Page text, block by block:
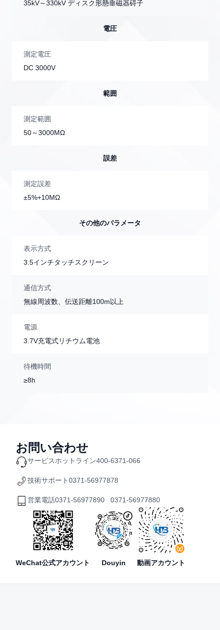
35kV～330kV ディスク形懸垂磁器碍子
電圧
測定電圧
DC 3000V
範囲
測定範囲
50～3000MΩ
誤差
測定誤差
±5%+10MΩ
その他のパラメータ
表示方式
3.5インチタッチスクリーン
通信方式
無線周波数、伝送距離100m以上
電源
3.7V充電式リチウム電池
待機時間
≥8h
お問い合わせ
サービスホットライン400-6371-066
技術サポート0371-56977878
営業電話0371-56977890 0371-56977880
WeChat公式アカウント Douyin 動画アカウント